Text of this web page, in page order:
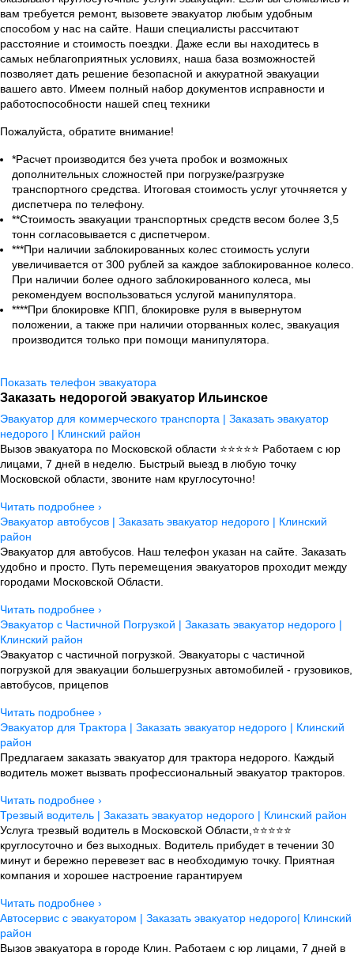
вам требуется ремонт, вызовете эвакуатор любым удобным
способом у нас на сайте. Наши специалисты рассчитают
расстояние и стоимость поездки. Даже если вы находитесь в
самых неблагоприятных условиях, наша база возможностей
позволяет дать решение безопасной и аккуратной эвакуации
вашего авто. Имеем полный набор документов исправности и
работоспособности нашей спец техники
Пожалуйста, обратите внимание!
*Расчет производится без учета пробок и возможных
дополнительных сложностей при погрузке/разгрузке
транспортного средства. Итоговая стоимость услуг уточняется у
диспетчера по телефону.
**Стоимость эвакуации транспортных средств весом более 3,5
тонн согласовывается с диспетчером.
***При наличии заблокированных колес стоимость услуги
увеличивается от 300 рублей за каждое заблокированное колесо.
При наличии более одного заблокированного колеса, мы
рекомендуем воспользоваться услугой манипулятора.
****При блокировке КПП, блокировке руля в вывернутом
положении, а также при наличии оторванных колес, эвакуация
производится только при помощи манипулятора.
Показать телефон эвакуатора
Заказать недорогой эвакуатор Ильинское
Эвакуатор для коммерческого транспорта | Заказать эвакуатор
недорого | Клинский район
Вызов эвакуатора по Московской области ⭐⭐⭐⭐⭐ Работаем с юр
лицами, 7 дней в неделю. Быстрый выезд в любую точку
Московской области, звоните нам круглосуточно!
Читать подробнее ›
Эвакуатор автобусов | Заказать эвакуатор недорого | Клинский
район
Эвакуатор для автобусов. Наш телефон указан на сайте. Заказать
удобно и просто. Путь перемещения эвакуаторов проходит между
городами Московской Области.
Читать подробнее ›
Эвакуатор с Частичной Погрузкой | Заказать эвакуатор недорого |
Клинский район
Эвакуатор с частичной погрузкой. Эвакуаторы с частичной
погрузкой для эвакуации большегрузных автомобилей - грузовиков,
автобусов, прицепов
Читать подробнее ›
Эвакуатор для Трактора | Заказать эвакуатор недорого | Клинский
район
Предлагаем заказать эвакуатор для трактора недорого. Каждый
водитель может вызвать профессиональный эвакуатор тракторов.
Читать подробнее ›
Трезвый водитель | Заказать эвакуатор недорого | Клинский район
Услуга трезвый водитель в Московской Области,⭐⭐⭐⭐⭐
круглосуточно и без выходных. Водитель прибудет в течении 30
минут и бережно перевезет вас в необходимую точку. Приятная
компания и хорошее настроение гарантируем
Читать подробнее ›
Автосервис с эвакуатором | Заказать эвакуатор недорого| Клинский
район
Вызов эвакуатора в городе Клин. Работаем с юр лицами, 7 дней в